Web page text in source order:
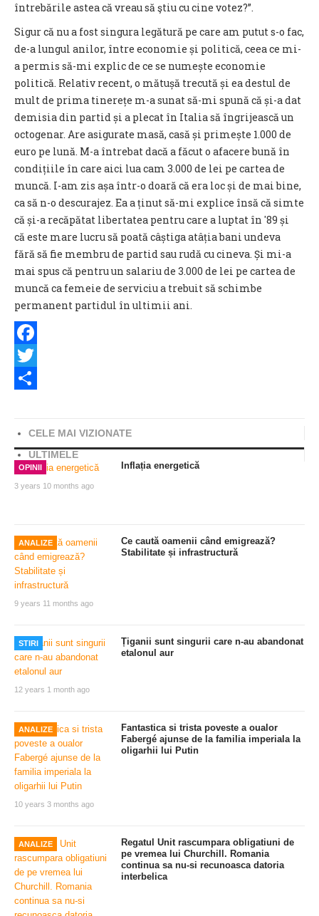
întrebările astea că vreau să ştiu cu cine votez?”.
Sigur că nu a fost singura legătură pe care am putut s-o fac,
de-a lungul anilor, între economie și politică, ceea ce mi-
a permis să-mi explic de ce se numește economie
politică. Relativ recent, o mătușă trecută și ea destul de
mult de prima tinerețe m-a sunat să-mi spună că și-a dat
demisia din partid și a plecat în Italia să îngrijească un
octogenar. Are asigurate masă, casă și primește 1.000 de
euro pe lună. M-a întrebat dacă a făcut o afacere bună în
condițiile în care aici lua cam 3.000 de lei pe cartea de
muncă. I-am zis așa într-o doară că era loc și de mai bine,
ca să n-o descurajez. Ea a ținut să-mi explice însă că simte
că și-a recăpătat libertatea pentru care a luptat în '89 și
că este mare lucru să poată câștiga atâția bani undeva
fără să fie membru de partid sau rudă cu cineva. Și mi-a
mai spus că pentru un salariu de 3.000 de lei pe cartea de
muncă ca femeie de serviciu a trebuit să schimbe
permanent partidul în ultimii ani.
Facebook
Twitter
CELE MAI VIZIONATE
ULTIMELE
OPINII
3 years 10 months ago
Inflația energetică
ANALIZE
9 years 11 months ago
Ce caută oamenii când emigrează?
Stabilitate și infrastructură
STIRI
12 years 1 month ago
Țiganii sunt singurii care n-au abandonat
etalonul aur
ANALIZE
10 years 3 months ago
Fantastica si trista poveste a oualor
Fabergé ajunse de la familia imperiala la
oligarhii lui Putin
ANALIZE
Regatul Unit rascumpara obligatiuni de
pe vremea lui Churchill. Romania
continua sa nu-si recunoasca datoria
interbelica